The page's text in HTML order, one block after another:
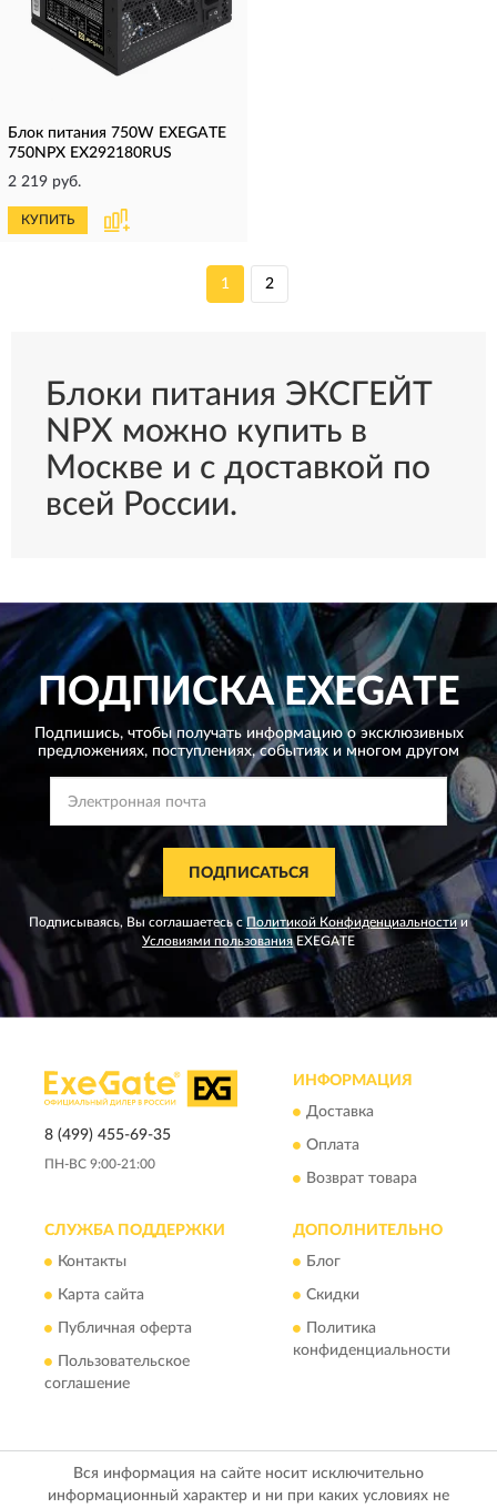
Блок питания 750W EXEGATE
750NPX EX292180RUS
2 219 руб.
КУПИТЬ
1 2
Блоки питания ЭКСГЕЙТ
NPX можно купить в
Москве и с доставкой по
всей России.
ПОДПИСКАEXEGATE
Подпишись, чтобы получать информацию о эксклюзивных
предложениях, поступлениях, событиях и многом другом
ПОДПИСАТЬСЯ
Подписываясь, Вы соглашаетесь сПолитикой Конфиденциальности и
Условиями пользованияEXEGATE
8 (499) 455-69-35
ПН-ВС 9:00-21:00
ИНФОРМАЦИЯ
Доставка
Оплата
Возврат товара
СЛУЖБА ПОДДЕРЖКИ
Контакты
Карта сайта
Публичная оферта
Пользовательское
соглашение
ДОПОЛНИТЕЛЬНО
Блог
Скидки
Политика
конфиденциальности
Вся информация на сайте носит исключительно
информационный характер и ни при каких условиях не